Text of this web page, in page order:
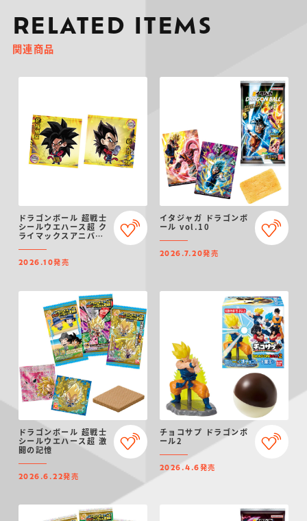
RELATED ITEMS
関連商品
ドラゴンボール 超戦士
シールウエハース超 ク
ライマックスアニバー
2026.10発売
イタジャガ ドラゴンボ
ール vol.10
2026.7.20発売
ドラゴンボール 超戦士
シールウエハース超 激
闘の記憶
2026.6.22発売
チョコサプ ドラゴンボ
ール2
2026.4.6発売